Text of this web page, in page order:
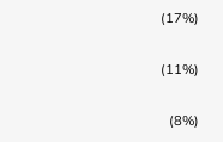
(17%)
(11%)
(8%)